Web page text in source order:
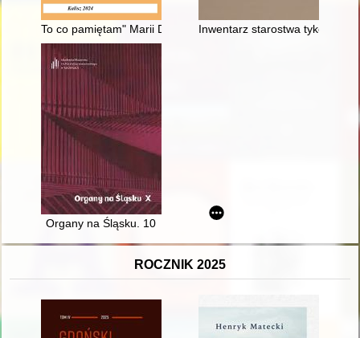
To co pamiętam" Marii Dąbrowskiej - mało znany przyczynek
Inwentarz starostwa
Organy na Śląsku. 10
ROCZNIK 2025